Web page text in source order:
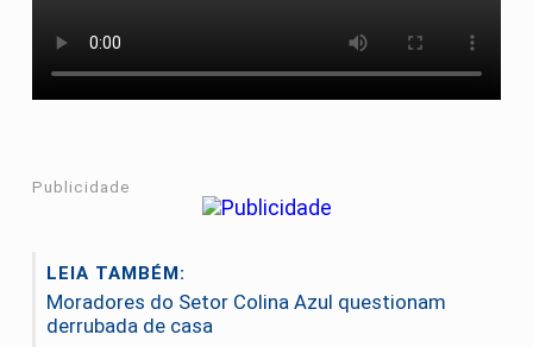
Publicidade
LEIA TAMBÉM:
Moradores do Setor Colina Azul questionam
derrubada de casa